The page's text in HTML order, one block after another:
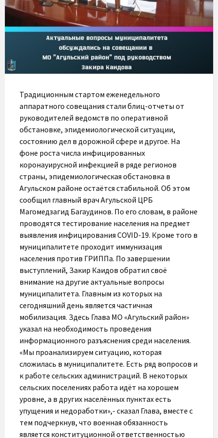
Традиционным стартом еженедельного
аппаратного совещания стали блиц-отчеты от
руководителей ведомств по оперативной
обстановке, эпидемиологической ситуации,
состоянию дел в дорожной сфере и другое. На
фоне роста числа инфицированных
коронауирусной инфекцией в ряде регионов
страны, эпидемиологическая обстановка в
Агульском районе остаётся стабильной. Об этом
сообщил главный врач Агульской ЦРБ
Магомедзагид Багаудинов. По его словам, в районе
проводятся тестирование населения на предмет
выявления инфицирования COVID-19. Кроме того в
муниципалитете проходит иммунизация
населения против ГРИППа. По завершении
выступлений, Закир Каидов обратил своё
внимание на другие актуальные вопросы
муниципалитета. Главным из которых на
сегодняшний день является частичная
мобилизация. Здесь Глава МО «Агульский район»
указал на необходимость проведения
информационного разъяснения среди населения.
«Мы проанализируем ситуацию, которая
сложилась в муниципалитете. Есть ряд вопросов и
к работе сельских администраций. В некоторых
сельских поселениях работа идёт на хорошем
уровне, а в других населённых пунктах есть
упущения и недоработки»,- сказал Глава, вместе с
тем подчеркнув, что военная обязанность
является конституционной ответственностью